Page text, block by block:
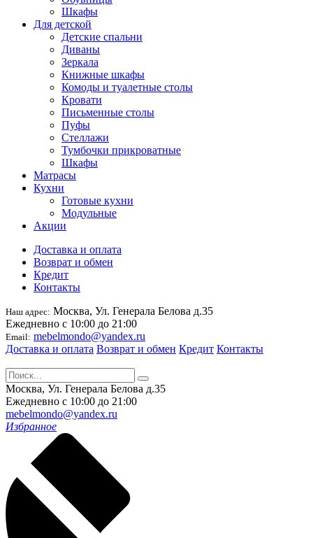
Шкафы
Для детской
Детские спальни
Диваны
Зеркала
Книжные шкафы
Комоды и туалетные столы
Кровати
Письменные столы
Пуфы
Стеллажи
Тумбочки прикроватные
Шкафы
Матрасы
Кухни
Готовые кухни
Модульные
Акции
Доставка и оплата
Возврат и обмен
Кредит
Контакты
Наш адрес: Москва, Ул. Генерала Белова д.35
Ежедневно с 10:00 до 21:00
Email: mebelmondo@yandex.ru
Доставка и оплата Возврат и обмен Кредит Контакты
Москва, Ул. Генерала Белова д.35
Ежедневно с 10:00 до 21:00
mebelmondo@yandex.ru
Избранное